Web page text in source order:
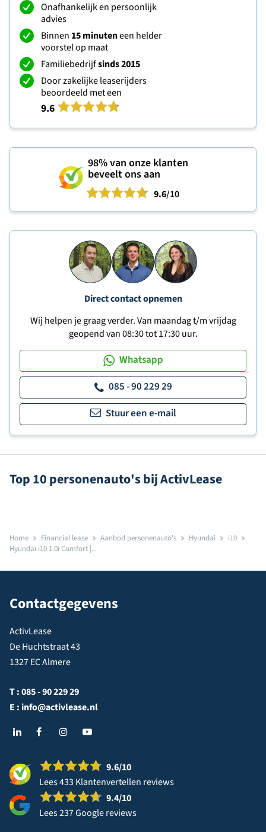
Onafhankelijk en persoonlijk
advies
Binnen 15 minuteneen helder
voorstel op maat
Familiebedrijfsinds 2015
Door zakelijke leaserijders
beoordeeld met een
9.6
98%van onze klanten
beveelt ons aan
9.6/10
Direct contact opnemen
Wij helpen je graag verder. Van maandag t/m vrijdag
geopend van 08:30 tot 17:30 uur.
Whatsapp
085 - 90 229 29
Stuur een e-mail
Top 10 personenauto's bij ActivLease
Home Financial lease Aanbod personenauto's Hyundai
i10
Hyundai i10 1.0i Comfort |...
Contactgegevens
ActivLease
De Huchtstraat 43
1327 EC Almere
T :085 - 90 229 29
E : info@activlease.nl
9.6/10
Lees 433 Klantenvertellen reviews
9.4/10
Lees 237 Google reviews